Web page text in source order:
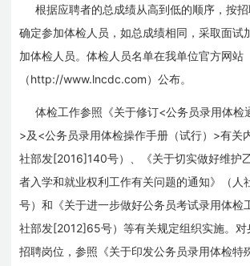
根据应聘者的总成绩从高到低的顺序，按招
确定参加体检人员，如总成绩相同，采取面试
加体检人员。体检人员名单在我单位官方网站
（ http://www.lncdc.com ）公布。
体检工作参照《关于修订<公务员录用体检
>及 <公务员录用体检操作手册（试行） >有关
社部发[2016]140号）、《关于切实做好维护
者入学和就业权利工作有关问题的通知》（人
号）和《关于进一步做好公务员考试录用体检
社部发[2012]65号）等有关规定组织实施。
招聘岗位，参照《关于印发公务员录用体检特